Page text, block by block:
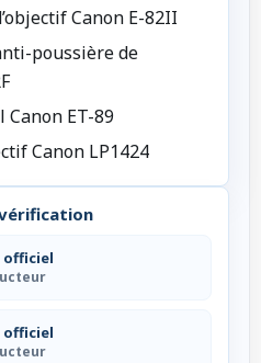
Canon E-82II
poussière de
Canon ET-89
Canon LP1424
officiel
officiel